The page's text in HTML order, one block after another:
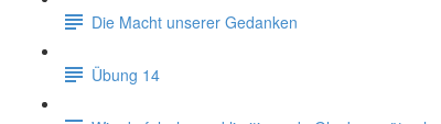
Die Macht unserer Gedanken
Übung 14